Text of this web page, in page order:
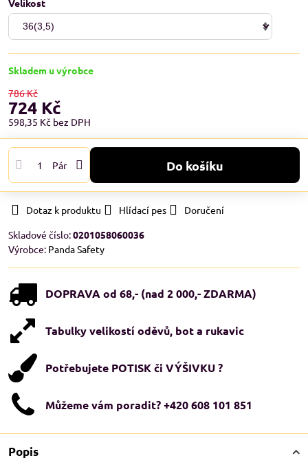
Velikost
Skladem u výrobce
786 Kč
724 Kč
598,35 Kč bez DPH
Pár Do košíku
Dotaz k produktu Hlídací pes
Doručení
Skladové číslo:0201058060036
Výrobce: Panda Safety
DOPRAVA od 68,- (nad 2 000,- ZDARMA)
Tabulky velikostí oděvů, bot a rukavic
Potřebujete POTISK či VÝŠIVKU ?
Můžeme vám poradit? +420 608 101 851
Popis